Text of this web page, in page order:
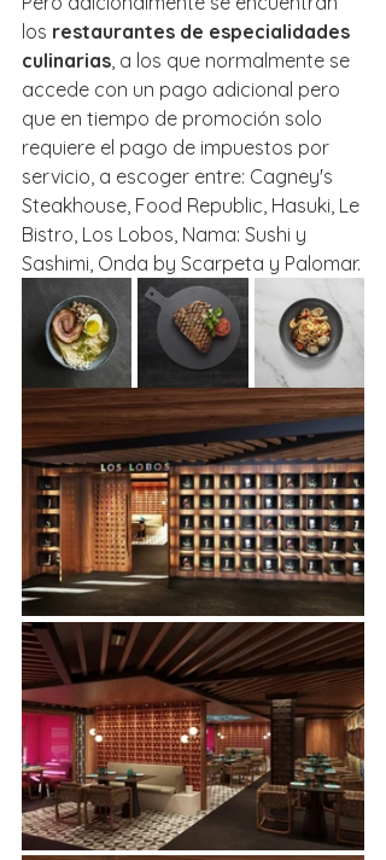
los restaurantes de especialidades
culinarias , a los que normalmente se
accede con un pago adicional pero
que en tiempo de promoción solo
requiere el pago de impuestos por
servicio, a escoger entre: Cagney's
Steakhouse, Food Republic, Hasuki, Le
Bistro, Los Lobos, Nama: Sushi y
Sashimi, Onda by Scarpeta y Palomar.